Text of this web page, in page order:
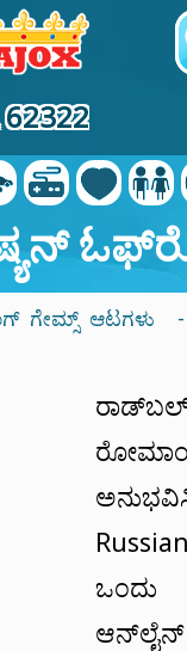
62322
ಗೇಮ್ಸ್ ಆಟಗಳು